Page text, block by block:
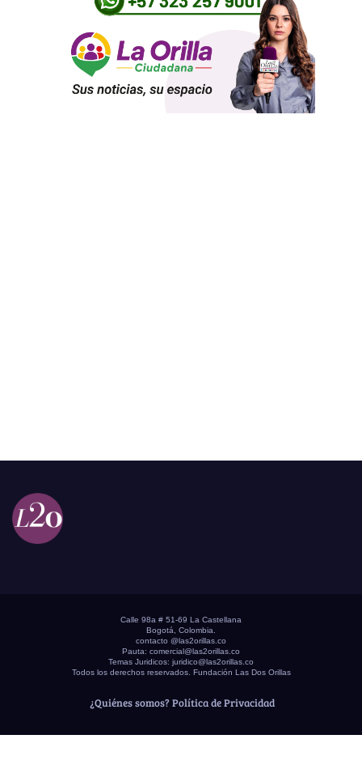
Calle 98a # 51-69 La Castellana
Bogotá, Colombia.
contacto @las2orillas.co
Pauta: comercial@las2orillas.co
Temas Juridicos: juridico@las2orillas.co
Todos los derechos reservados. Fundación Las Dos Orillas
¿Quiénes somos? Política de Privacidad